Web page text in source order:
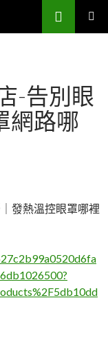
-告別眼
網路哪
發熱溫控眼罩哪裡